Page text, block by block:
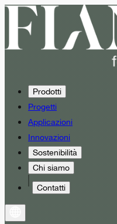
Prodotti
Progetti
Applicazioni
Innovazioni
Sostenibilità
Chi siamo
Contatti